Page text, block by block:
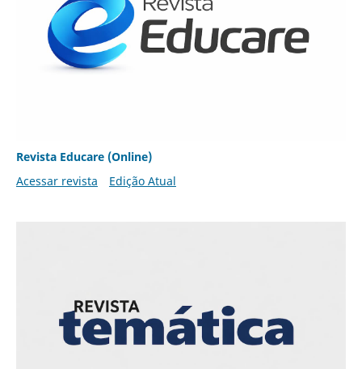
Revista Educare (Online)
Acessar revista
Edição Atual